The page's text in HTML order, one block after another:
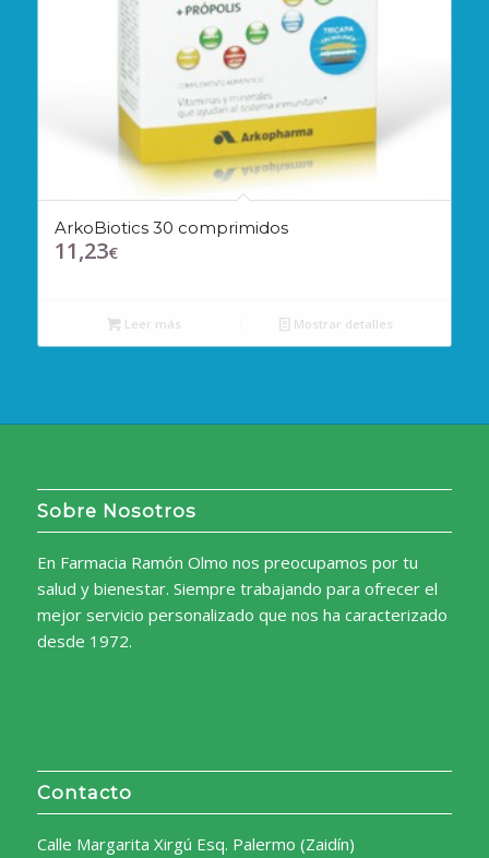
ArkoBiotics 30 comprimidos
11,23€
Leer más Mostrar detalles
Sobre Nosotros
En Farmacia Ramón Olmo nos preocupamos por tu
salud y bienestar. Siempre trabajando para ofrecer el
mejor servicio personalizado que nos ha caracterizado
desde 1972.
Contacto
Calle Margarita Xirgú Esq. Palermo (Zaidín)